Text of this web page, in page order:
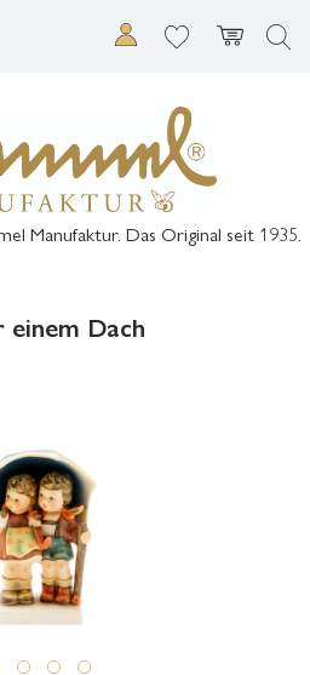
Manufaktur. Das Original seit 1935.
Dach